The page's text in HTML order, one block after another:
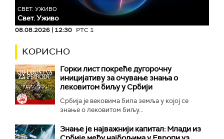
СВЕТ. УЖИВО
Свет. Уживо
08.08.2026 | 12:30 РТС 1
КОРИСНО
Горки лист покреће дугорочну
иницијативу за очување знања о
лековитом биљу у Србији
Србија је вековима била земља у којој се
знање о лековитом биљу...
Знање је најважнији капитал: Млади из